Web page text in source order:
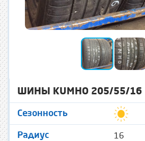
ШИНЫ KUMHO 205/55/16
Сезонность
Радиус 16